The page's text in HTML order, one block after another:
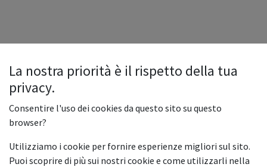
La nostra priorità è il rispetto della tua
privacy.
Consentire l'uso dei cookies da questo sito su questo
browser?
Utilizziamo i cookie per fornire esperienze migliori sul sito.
Puoi scoprire di più sui nostri cookie e come utilizzarli nella